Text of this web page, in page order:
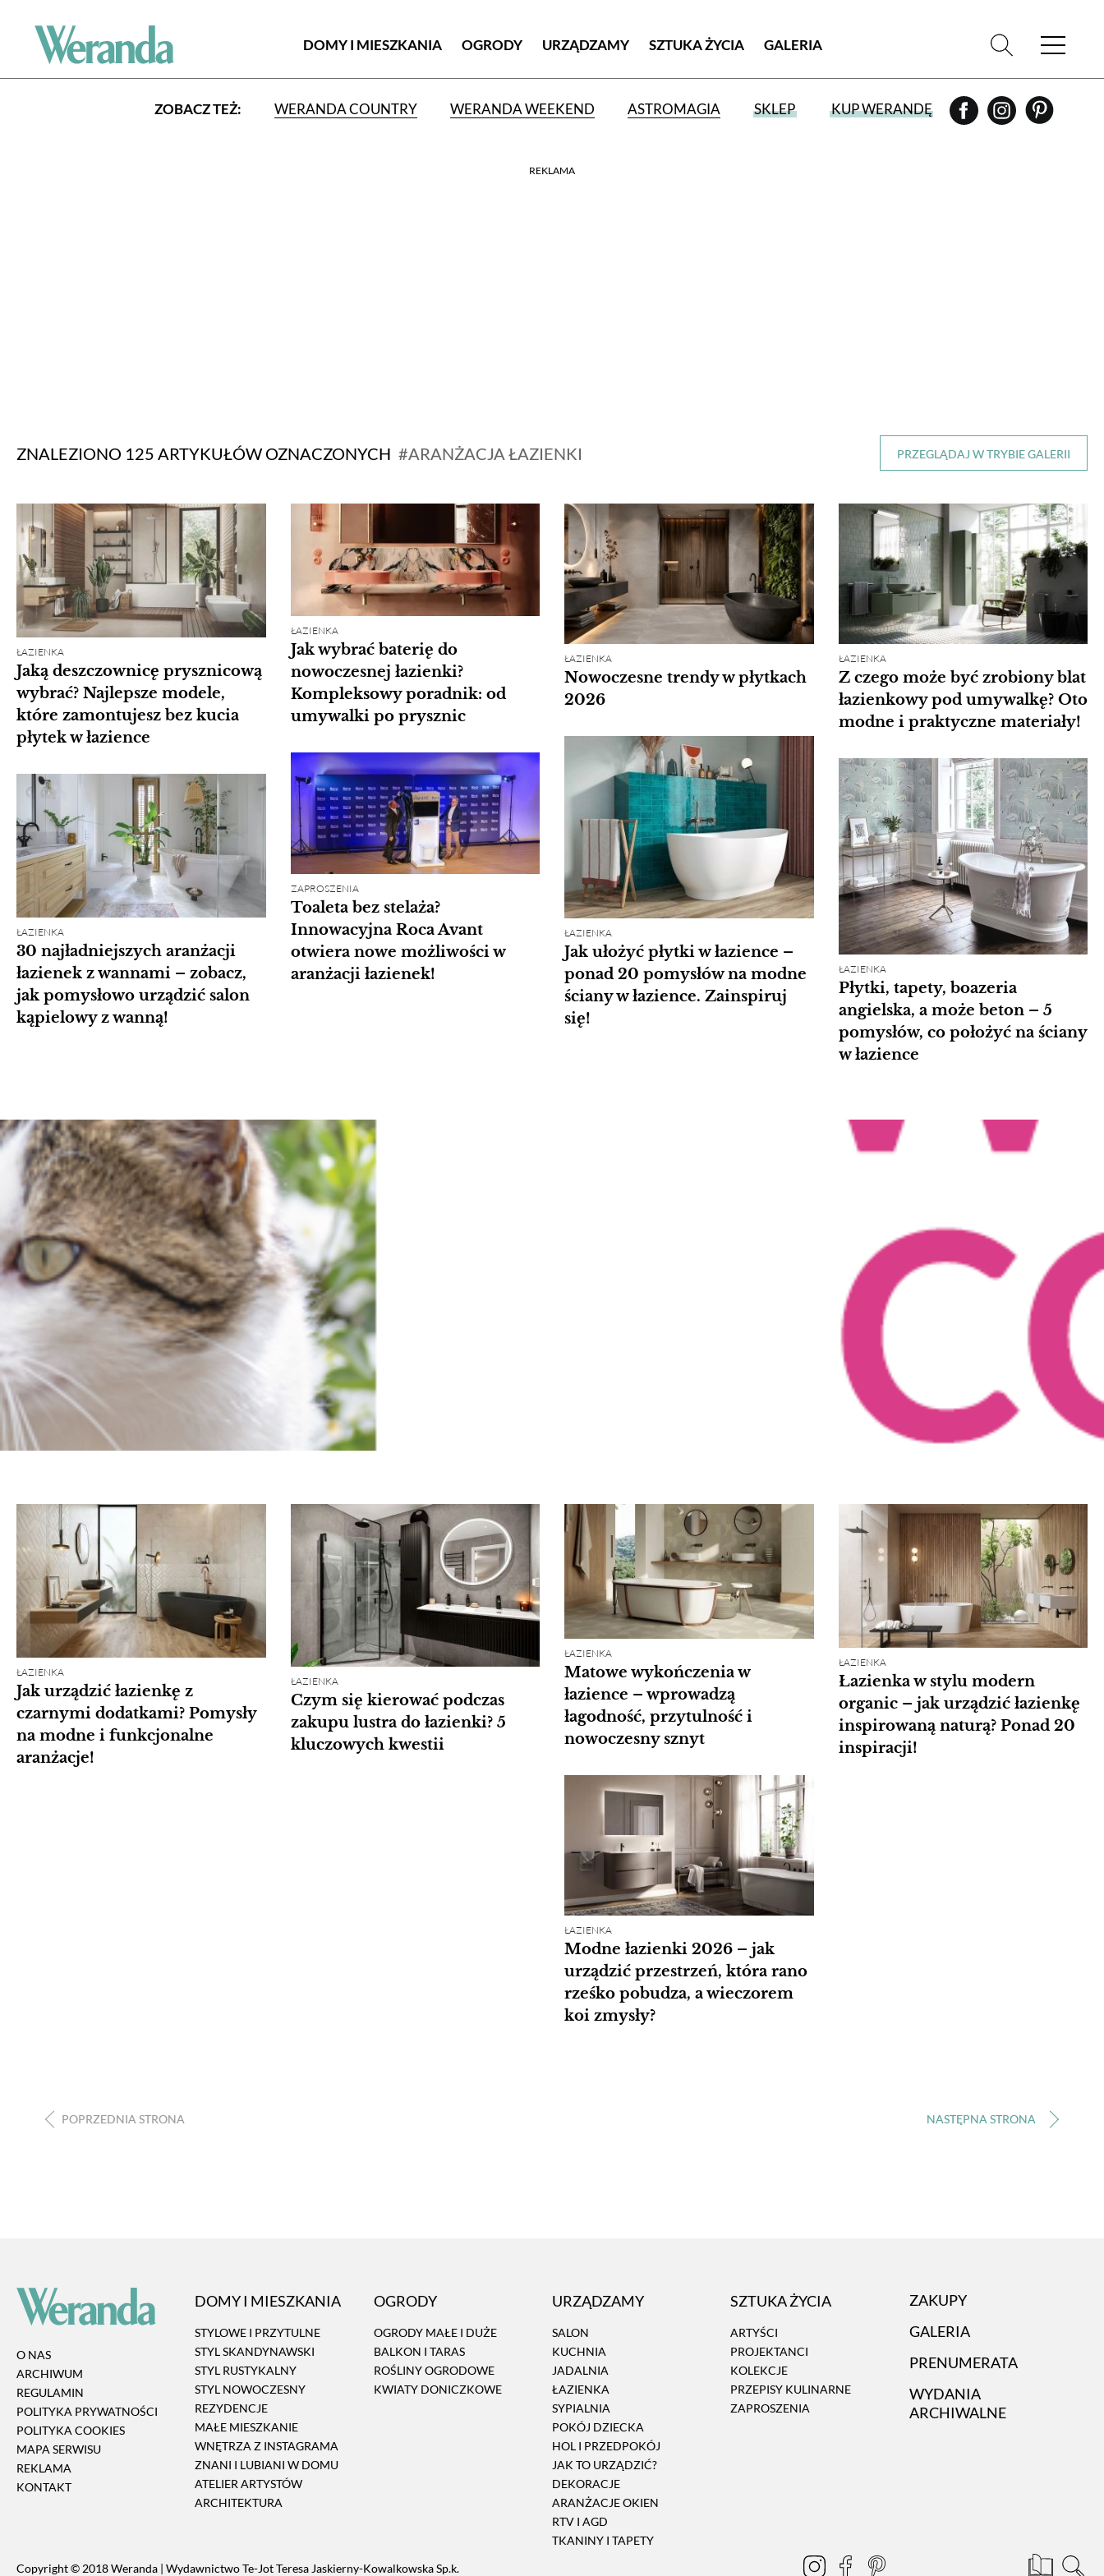
DOMY I MIESZKANIA OGRODY URZĄDZAMY SZTUKA ŻYCIA GALERIA
ZOBACZ TEŻ: WERANDA COUNTRY WERANDA WEEKEND ASTROMAGIA SKLEP KUP WERANDĘ
REKLAMA
ZNALEZIONO 125 ARTYKUŁÓWOZNACZONYCH ARANŻACJA ŁAZIENKI PRZEGLĄDAJ W TRYBIE GALERII
ŁAZIENKA
Jaką deszczownicę prysznicową
wybrać? Najlepsze modele,
które zamontujesz bez kucia
płytek w łazience
ŁAZIENKA
Jak wybrać baterię do
nowoczesnej łazienki?
Kompleksowy poradnik: od
umywalki po prysznic
ŁAZIENKA
Nowoczesne trendy w płytkach
2026
ŁAZIENKA
Z czego może być zrobiony blat
łazienkowy pod umywalkę? Oto
modne i praktyczne materiały!
ŁAZIENKA
Jak ułożyć płytki w łazience –
ponad 20 pomysłów na modne
ściany w łazience. Zainspiruj
się!
ZAPROSZENIA
Toaleta bez stelaża?
Innowacyjna Roca Avant
otwiera nowe możliwości w
aranżacji łazienek!
ŁAZIENKA
Płytki, tapety, boazeria
angielska, a może beton – 5
pomysłów, co położyć na ściany
w łazience
ŁAZIENKA
30 najładniejszych aranżacji
łazienek z wannami – zobacz,
jak pomysłowo urządzić salon
kąpielowy z wanną!
ŁAZIENKA
Jak urządzić łazienkę z
czarnymi dodatkami? Pomysły
na modne i funkcjonalne
aranżacje!
ŁAZIENKA
Czym się kierować podczas
zakupu lustra do łazienki? 5
kluczowych kwestii
ŁAZIENKA
Matowe wykończenia w
łazience – wprowadzą
łagodność, przytulność i
nowoczesny sznyt
ŁAZIENKA
Łazienka w stylu modern
organic – jak urządzić łazienkę
inspirowaną naturą? Ponad 20
inspiracji!
ŁAZIENKA
Modne łazienki 2026 – jak
urządzić przestrzeń, która rano
rześko pobudza, a wieczorem
koi zmysły?
O NAS
ARCHIWUM
REGULAMIN
POLITYKA PRYWATNOŚCI
POLITYKA COOKIES
MAPA SERWISU
REKLAMA
KONTAKT
DOMY I MIESZKANIA
STYLOWE I PRZYTULNE
STYL SKANDYNAWSKI
STYL RUSTYKALNY
STYL NOWOCZESNY
REZYDENCJE
MAŁE MIESZKANIE
WNĘTRZA Z INSTAGRAMA
ZNANI I LUBIANI W DOMU
ATELIER ARTYSTÓW
ARCHITEKTURA
OGRODY
OGRODY MAŁE I DUŻE
BALKON I TARAS
ROŚLINY OGRODOWE
KWIATY DONICZKOWE
URZĄDZAMY
SALON
KUCHNIA
JADALNIA
ŁAZIENKA
SYPIALNIA
POKÓJ DZIECKA
HOL I PRZEDPOKÓJ
JAK TO URZĄDZIĆ?
DEKORACJE
ARANŻACJE OKIEN
RTV I AGD
TKANINY I TAPETY
SZTUKA ŻYCIA
ARTYŚCI
PROJEKTANCI
KOLEKCJE
PRZEPISY KULINARNE
ZAPROSZENIA
ZAKUPY
GALERIA
PRENUMERATA
WYDANIA
ARCHIWALNE
Copyright © 2018 Weranda | Wydawnictwo Te-Jot Teresa Jaskierny-Kowalkowska Sp.k.